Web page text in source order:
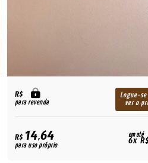
R$
para revenda
Logue-
ver o
R$14,64
para uso próprio
em até
6x